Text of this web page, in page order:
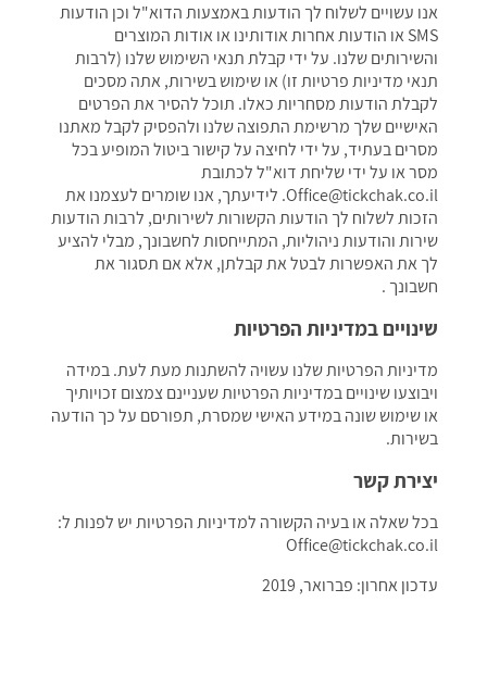
אנו עשויים לשלוח לך הודעות באמצעות הדוא"ל וכן הודעות
SMS או הודעות אחרות אודותינו או אודות המוצרים
והשירותים שלנו. על ידי קבלת תנאי השימוש שלנו (לרבות
תנאי מדיניות פרטיות זו) או שימוש בשירות, אתה מסכים
לקבלת הודעות מסחריות כאלו. תוכל להסיר את הפרטים
האישיים שלך מרשימת התפוצה שלנו ולהפסיק לקבל מאתנו
מסרים בעתיד, על ידי לחיצה על קישור ביטול המופיע בכל
מסר או על ידי שליחת דוא"ל לכתובת
Office@tickchak.co.il. לידיעתך, אנו שומרים לעצמנו את
הזכות לשלוח לך הודעות הקשורות לשירותים, לרבות הודעות
שירות והודעות ניהוליות, המתייחסות לחשבונך, מבלי להציע
לך את האפשרות לבטל את קבלתן, אלא אם תסגור את
חשבונך .
שינויים במדיניות הפרטיות
מדיניות הפרטיות שלנו עשויה להשתנות מעת לעת. במידה
ויבוצעו שינויים במדיניות הפרטיות שעניינם צמצום זכויותיך
או שימוש שונה במידע האישי שמסרת, תפורסם על כך הודעה
בשירות.
יצירת קשר
בכל שאלה או בעיה הקשורה למדיניות הפרטיות יש לפנות ל:
Office@tickchak.co.il
עדכון אחרון: פברואר, 2019